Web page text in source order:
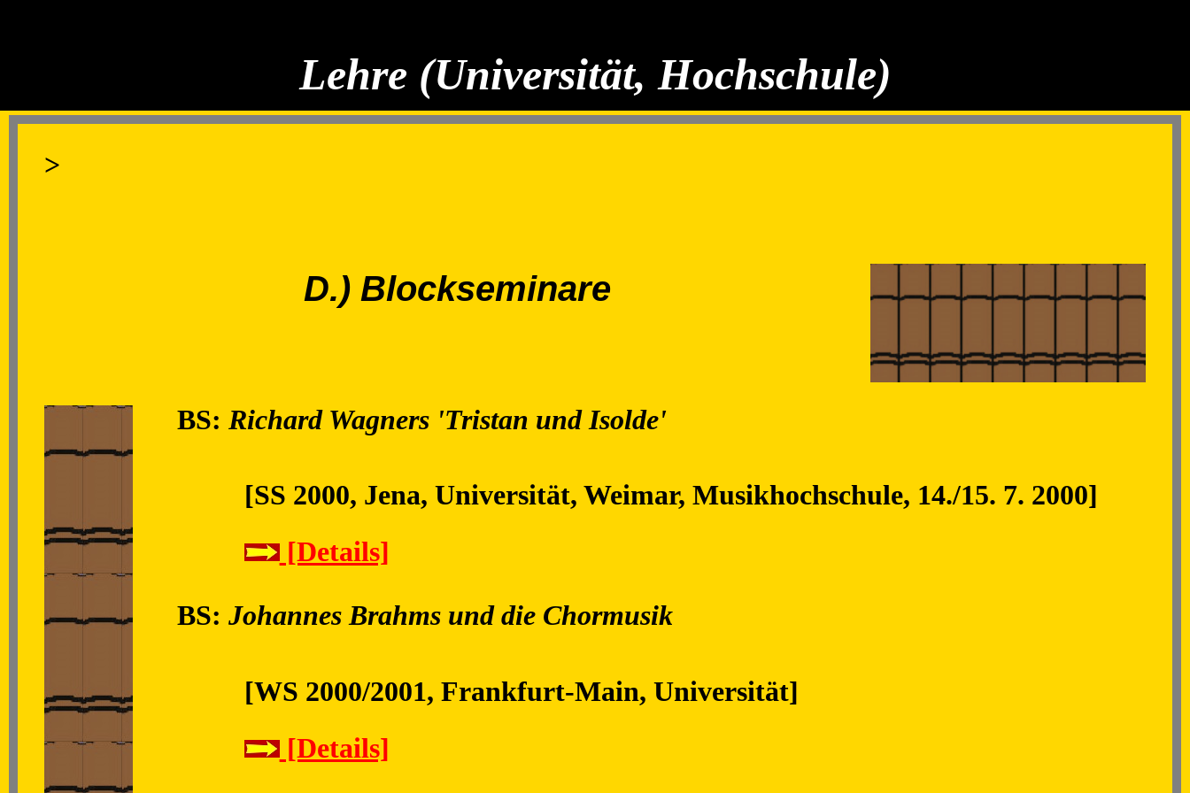
Lehre (Universität, Hochschule)
>
D.) Blockseminare
BS: Richard Wagners 'Tristan und Isolde'
[SS 2000, Jena, Universität, Weimar, Musikhochschule, 14./15. 7. 2000]
[Details]
BS: Johannes Brahms und die Chormusik
[WS 2000/2001, Frankfurt-Main, Universität]
[Details]